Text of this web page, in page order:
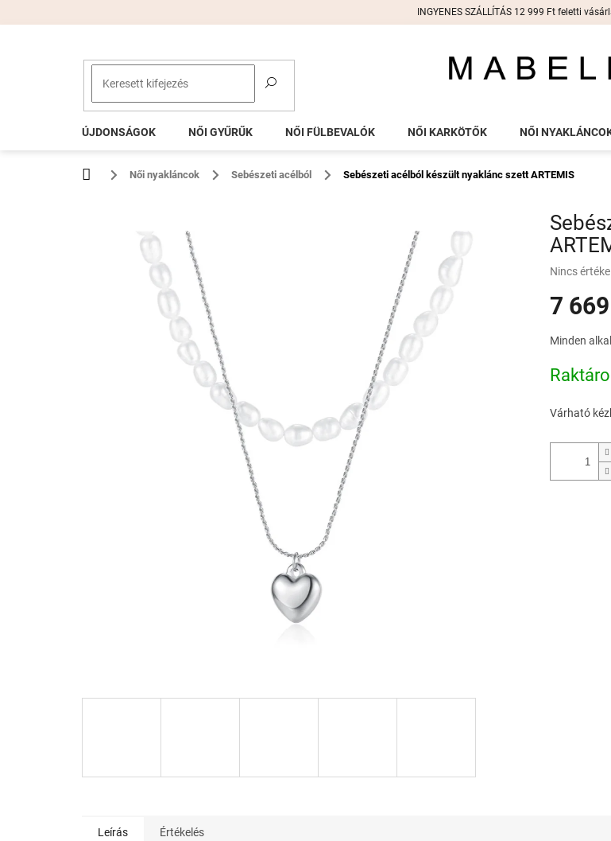
INGYENES SZÁLLÍTÁS 12 999 Ft feletti
ÚJDONSÁGOK NŐI GYŰRŰK NŐI FÜLBEVALÓK NŐI KARKÖTŐK NŐI
KezdőlapNői nyakláncok Sebészeti acélból Sebészeti acélból készült nyaklánc szett ARTEMIS
A
átlagos
értékelése
ből
csillag.
Nincs
7
Minden
Várható
Leírás Értékelés